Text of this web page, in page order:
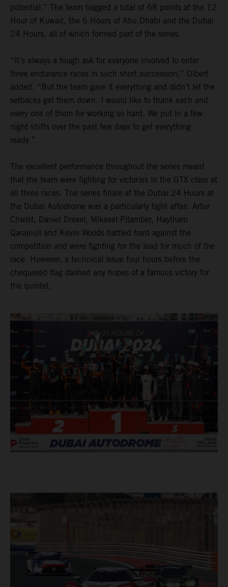
potential.” The team bagged a total of 68 points at the 12
Hour of Kuwait, the 6 Hours of Abu Dhabi and the Dubai
24 Hours, all of which formed part of the series.
“It’s always a tough ask for everyone involved to enter
three endurance races in such short succession,” Olbert
added. “But the team gave it everything and didn’t let the
setbacks get them down. I would like to thank each and
every one of them for working so hard. We put in a few
night shifts over the past few days to get everything
ready.”
The excellent performance throughout the series meant
that the team were fighting for victories in the GTX class at
all three races. The series finale at the Dubai 24 Hours at
the Dubai Autodrome was a particularly tight affair. Artur
Chwist, Daniel Drexel, Mikaeel Pitamber, Haytham
Qarajouli and Kevin Woods battled hard against the
competition and were fighting for the lead for much of the
race. However, a technical issue four hours before the
chequered flag dashed any hopes of a famous victory for
the quintet.